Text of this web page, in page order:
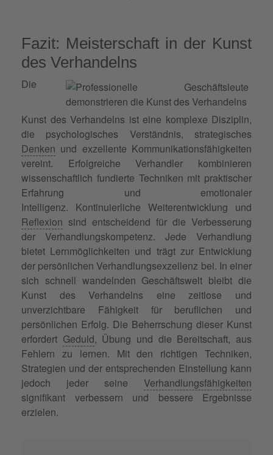
Fazit: Meisterschaft in der Kunst
des Verhandelns
Die
Kunst des Verhandelns ist eine komplexe Disziplin,
die psychologisches Verständnis, strategisches
Denken und exzellente Kommunikationsfähigkeiten
vereint. Erfolgreiche Verhandler kombinieren
wissenschaftlich fundierte Techniken mit praktischer
Erfahrung und emotionaler
Intelligenz. Kontinuierliche Weiterentwicklung und
Reflexion sind entscheidend für die Verbesserung
der Verhandlungskompetenz. Jede Verhandlung
bietet Lernmöglichkeiten und trägt zur Entwicklung
der persönlichen Verhandlungsexzellenz bei. In einer
sich schnell wandelnden Geschäftswelt bleibt die
Kunst des Verhandelns eine zeitlose und
unverzichtbare Fähigkeit für beruflichen und
persönlichen Erfolg. Die Beherrschung dieser Kunst
erfordert Geduld, Übung und die Bereitschaft, aus
Fehlern zu lernen. Mit den richtigen Techniken,
Strategien und der entsprechenden Einstellung kann
jedoch jeder seine Verhandlungsfähigkeiten
signifikant verbessern und bessere Ergebnisse
erzielen.